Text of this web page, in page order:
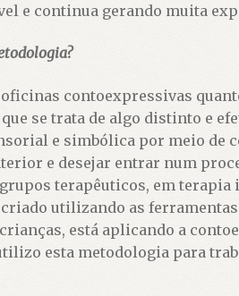
e continua gerando muita
contoexpressivas
se trata de algo distinto e
e simbólica por meio de
e desejar entrar num
terapêuticos, em
utilizando as
está aplicando a
esta metodologia para